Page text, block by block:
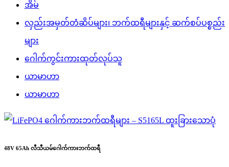
အိမ်
လှည်းအမှတ်တံဆိပ်များ၊ ဘက်ထရီများနှင့် ဆက်စပ်ပစ္စည်း
များ
ဂေါက်ကွင်းကားထုတ်လုပ်သူ
ယာမာဟာ
ယာမာဟာ
48V 65Ah လီသီယမ်ဂေါက်ကားဘက်ထရီ